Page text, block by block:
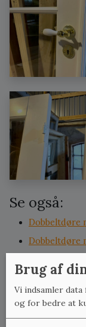
Se også:
Dobbeltdøre
Dobbeltdøre
Døre med
Døre med
Døre med
Brug af
Vi indsamler
og for bedre at